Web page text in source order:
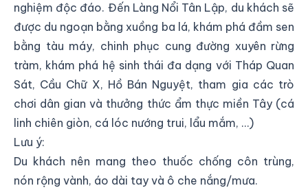
nghiệm độc đáo. Đến Làng Nổi Tân Lập, du khách sẽ
được du ngoạn bằng xuồng ba lá, khám phá đầm sen
bằng tàu máy, chinh phục cung đường xuyên rừng
tràm, khám phá hệ sinh thái đa dạng với Tháp Quan
Sát, Cầu Chữ X, Hồ Bán Nguyệt, tham gia các trò
chơi dân gian và thưởng thức ẩm thực miền Tây (cá
linh chiên giòn, cá lóc nướng trui, lẩu mắm, …)
Lưu ý:
Du khách nên mang theo thuốc chống côn trùng,
nón rộng vành, áo dài tay và ô che nắng/mưa.